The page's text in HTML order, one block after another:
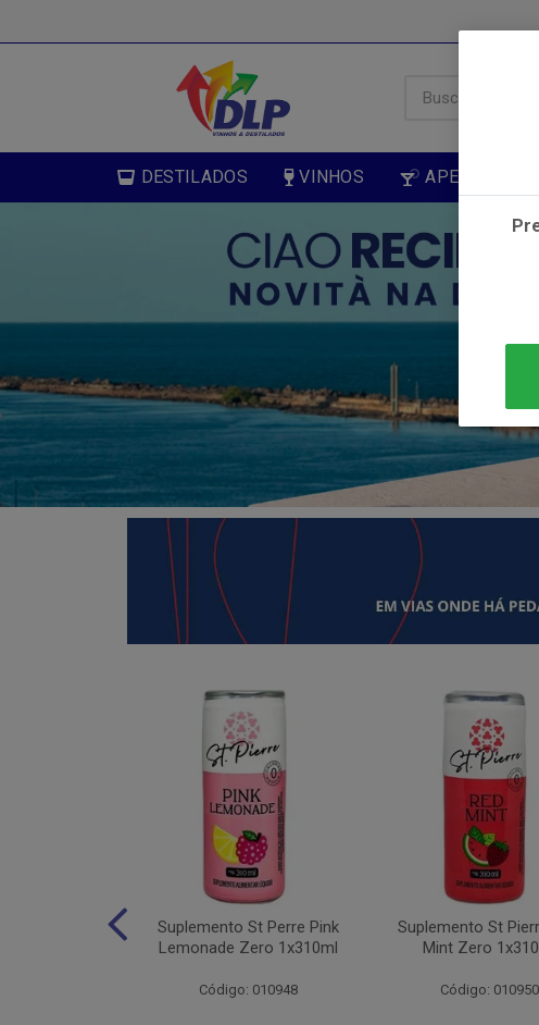
DESTILADOS VINHOS APERITIVOS
Suplemento St Perre Pink
Lemonade Zero 1x310ml
Código: 010948
Suplemento St
Mint Zero
Código: 010950